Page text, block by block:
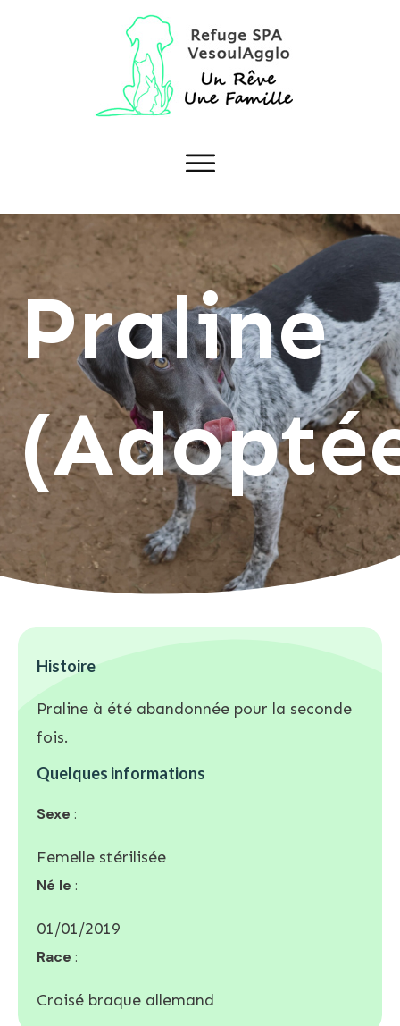
Praline
Histoire
Praline à été abandonnée pour la seconde
fois.
Quelques informations
Sexe :
Femelle stérilisée
Né le :
01/01/2019
Race :
Croisé braque allemand